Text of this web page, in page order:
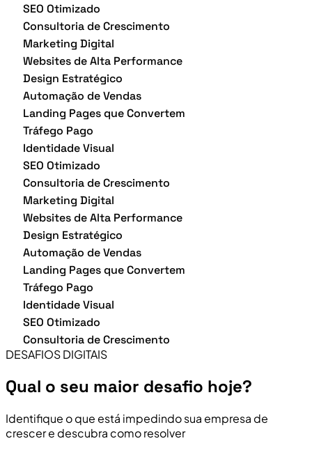
SEO Otimizado
Consultoria de Crescimento
Marketing Digital
Websites de Alta Performance
Design Estratégico
Automação de Vendas
Landing Pages que Convertem
Tráfego Pago
Identidade Visual
SEO Otimizado
Consultoria de Crescimento
Marketing Digital
Websites de Alta Performance
Design Estratégico
Automação de Vendas
Landing Pages que Convertem
Tráfego Pago
Identidade Visual
SEO Otimizado
Consultoria de Crescimento
DESAFIOS DIGITAIS
Qual o seu maior desafio hoje?
Identifique o que está impedindo sua empresa de
crescer e descubra como resolver